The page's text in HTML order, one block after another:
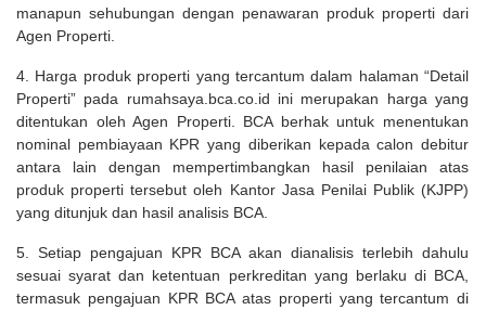
manapun sehubungan dengan penawaran produk properti dari
Agen Properti.
4. Harga produk properti yang tercantum dalam halaman “Detail
Properti” pada rumahsaya.bca.co.id ini merupakan harga yang
ditentukan oleh Agen Properti. BCA berhak untuk menentukan
nominal pembiayaan KPR yang diberikan kepada calon debitur
antara lain dengan mempertimbangkan hasil penilaian atas
produk properti tersebut oleh Kantor Jasa Penilai Publik (KJPP)
yang ditunjuk dan hasil analisis BCA.
5. Setiap pengajuan KPR BCA akan dianalisis terlebih dahulu
sesuai syarat dan ketentuan perkreditan yang berlaku di BCA,
termasuk pengajuan KPR BCA atas properti yang tercantum di